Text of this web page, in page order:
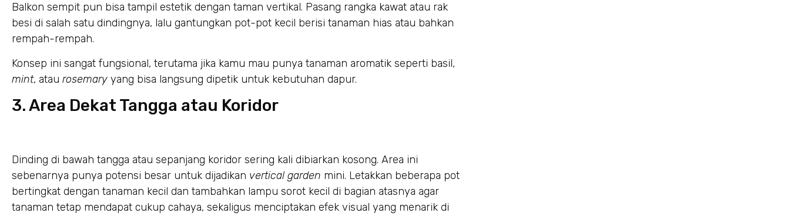
Balkon sempit pun bisa tampil estetik dengan taman vertikal. Pasang rangka kawat atau rak
besi di salah satu dindingnya, lalu gantungkan pot-pot kecil berisi tanaman hias atau bahkan
rempah-rempah.
Konsep ini sangat fungsional, terutama jika kamu mau punya tanaman aromatik seperti basil,
mint, atau rosemary yang bisa langsung dipetik untuk kebutuhan dapur.
3. Area Dekat Tangga atau Koridor
Dinding di bawah tangga atau sepanjang koridor sering kali dibiarkan kosong. Area ini
sebenarnya punya potensi besar untuk dijadikan vertical garden mini. Letakkan beberapa pot
bertingkat dengan tanaman kecil dan tambahkan lampu sorot kecil di bagian atasnya agar
tanaman tetap mendapat cukup cahaya, sekaligus menciptakan efek visual yang menarik di